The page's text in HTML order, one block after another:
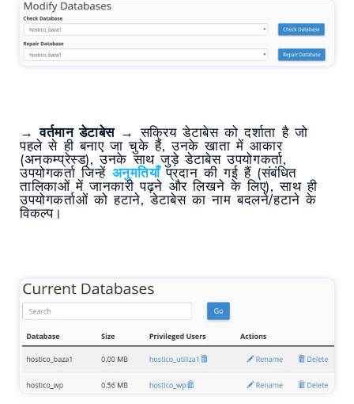
→वर्तमान डेटाबेस→ सक्रिय डेटाबेस को दर्शाता है जो
पहले से ही बनाए जा चुके हैं, उनके खाता में आकार
(अनकम्प्रेस्ड), उनके साथ जुड़े डेटाबेस उपयोगकर्ता,
उपयोगकर्ता जिन्हें अनुमतियाँप्रदान की गई हैं (संबंधित
तालिकाओं में जानकारी पढ़ने और लिखने के लिए), साथ ही
उपयोगकर्ताओं को हटाने, डेटाबेस का नाम बदलने/हटाने के
विकल्प।